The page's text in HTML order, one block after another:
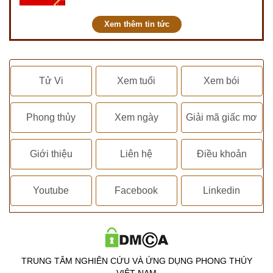
Xem thêm tin tức
Tử Vi Xem tuổi Xem bói
Phong thủy Xem ngày Giải mã giấc mơ
Giới thiệu Liên hệ Điều khoản
Youtube Facebook Linkedin
TRUNG TÂM NGHIÊN CỨU VÀ ỨNG DỤNG PHONG THỦY